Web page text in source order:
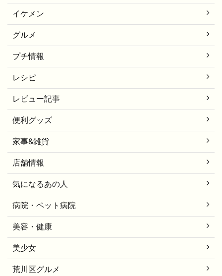
イケメン
グルメ
プチ情報
レシピ
レビュー記事
便利グッズ
家事&雑貨
店舗情報
気になるあの人
病院・ペット病院
美容・健康
美少女
荒川区グルメ